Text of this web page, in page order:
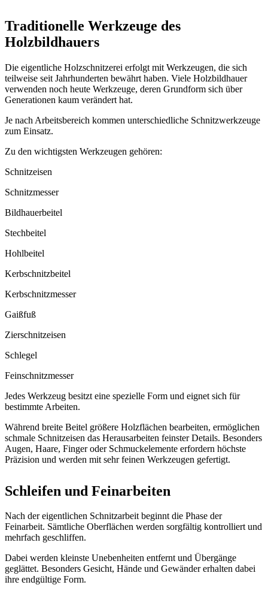
Traditionelle Werkzeuge des
Holzbildhauers
Die eigentliche Holzschnitzerei erfolgt mit Werkzeugen, die sich
teilweise seit Jahrhunderten bewährt haben. Viele Holzbildhauer
verwenden noch heute Werkzeuge, deren Grundform sich über
Generationen kaum verändert hat.
Je nach Arbeitsbereich kommen unterschiedliche Schnitzwerkzeuge
zum Einsatz.
Zu den wichtigsten Werkzeugen gehören:
Schnitzeisen
Schnitzmesser
Bildhauerbeitel
Stechbeitel
Hohlbeitel
Kerbschnitzbeitel
Kerbschnitzmesser
Gaißfuß
Zierschnitzeisen
Schlegel
Feinschnitzmesser
Jedes Werkzeug besitzt eine spezielle Form und eignet sich für
bestimmte Arbeiten.
Während breite Beitel größere Holzflächen bearbeiten, ermöglichen
schmale Schnitzeisen das Herausarbeiten feinster Details. Besonders
Augen, Haare, Finger oder Schmuckelemente erfordern höchste
Präzision und werden mit sehr feinen Werkzeugen gefertigt.
Schleifen und Feinarbeiten
Nach der eigentlichen Schnitzarbeit beginnt die Phase der
Feinarbeit. Sämtliche Oberflächen werden sorgfältig kontrolliert und
mehrfach geschliffen.
Dabei werden kleinste Unebenheiten entfernt und Übergänge
geglättet. Besonders Gesicht, Hände und Gewänder erhalten dabei
ihre endgültige Form.